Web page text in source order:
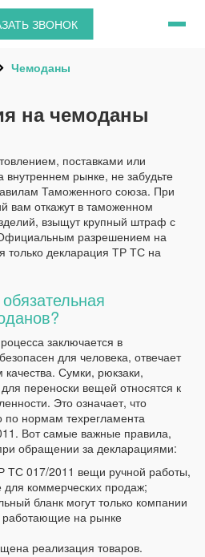
ЗВОНОК
Чемоданы
на чемоданы
поставками или
рынке, не забудьте
Таможенного союза. При
вам откажут в таможенном
взыщут крупный штраф с
разрешением на
только декларация ТР ТС на
заключается в
для человека, отвечает
Сумки, рюкзаки,
переноски вещей относятся к
Это означает, что
по нормам техрегламента
Вот самые важные правила,
обращении за декларациями:
ТС 017/2011 вещи ручной работы,
коммерческих продаж;
бланк могут только компании
на рынке
реализация товаров.